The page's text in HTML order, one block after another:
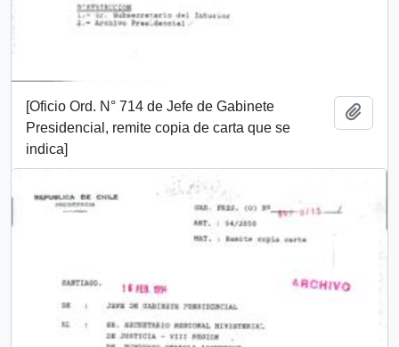
[Oficio Ord. N° 714 de Jefe de Gabinete
Presidencial, remite copia de carta que se
indica]